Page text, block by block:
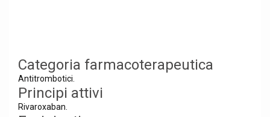
Categoria farmacoterapeutica
Antitrombotici.
Principi attivi
Rivaroxaban.